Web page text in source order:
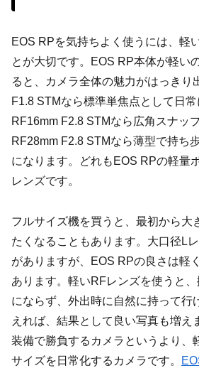
EOS RPを気持ちよく使うには、軽
とが大切です。EOS RP本体が軽い
ると、カメラ全体の魅力がはっきり
F1.8 STMなら標準単焦点として日常
RF16mm F2.8 STMなら広角スナッ
RF28mm F2.8 STMなら薄型で持ち
になります。どれもEOS RPの軽量
レンズです。
フルサイズ機を買うと、最初から大
たくなることもあります。大口径L
がありますが、EOS RPの良さは軽
あります。軽いRFレンズを使うと
にならず、外出時に自然に持って行
えれば、結果として良い写真も増え
装備で勝負するカメラというより、
サイズを日常化するカメラです。